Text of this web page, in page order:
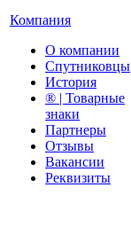
Компания
О компании
Спутниковцы
История
® | Товарные
знаки
Партнеры
Отзывы
Вакансии
Реквизиты